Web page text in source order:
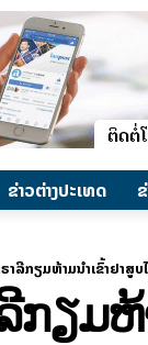
ຂ່າວຕ່າງປະເທດ
າລີກຽມຫ້າມນຳເຂົ້າຢາສູ
ກຽມຫ້